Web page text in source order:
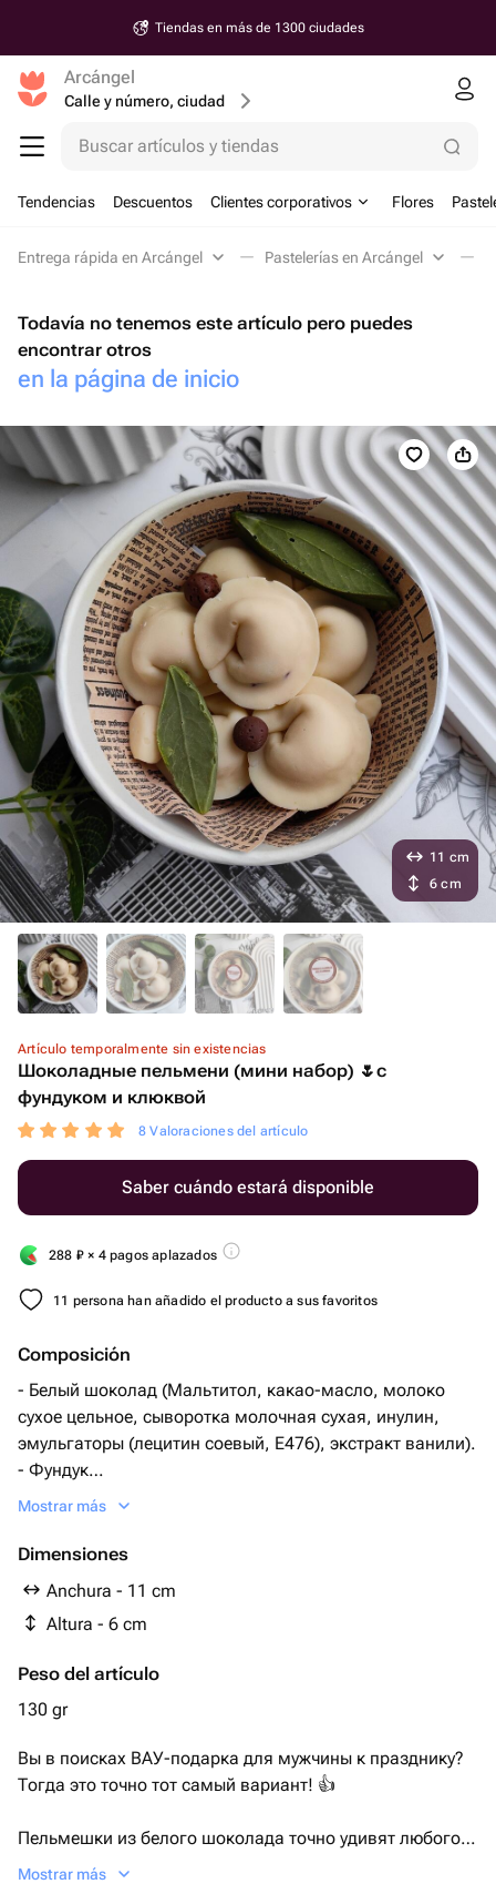
Tiendas en más de 1300 ciudades
Arcángel
Calle y número, ciudad
Buscar artículos y tiendas
Tendencias Descuentos Clientes corporativos Flores
Entrega rápida en Arcángel Pastelerías en Arcángel
Todavía no tenemos este artículo pero puedes
encontrar otros
en la página de inicio
Artículo temporalmente sin existencias
Шоколадные пельмени (мини набор) 🌷с
фундуком и клюквой
8 Valoraciones del artículo
Saber cuándo estará disponible
288 ₽ × 4 pagos aplazados
11 persona han añadido el producto a sus favoritos
Composición
- Белый шоколад (Мальтитол, какао-масло, молоко
сухое цельное, сыворотка молочная сухая, инулин,
эмульгаторы (лецитин соевый, Е476), экстракт ванили).
- Фундук
- Вяленая клюква
Mostrar más
Dimensiones
Anchura - 11 cm
Altura - 6 cm
Peso del artículo
130 gr
11 cm
6 cm
Вы в поисках ВАУ-подарка для мужчины к празднику?
Тогда это точно тот самый вариант! 👍
Пельмешки из белого шоколада точно удивят любого
получателя!
Mostrar más